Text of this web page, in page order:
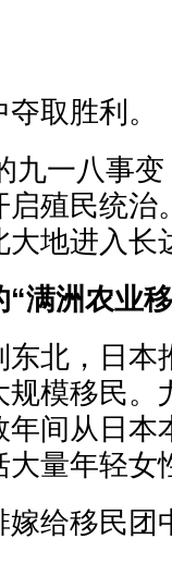
取胜利。
九一八事
启殖民统治
大地进入长
满洲农业
东北，日
模移民。
年间从日本
量年轻女
嫁给移民团